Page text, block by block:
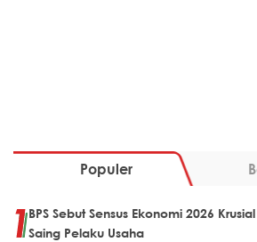
Populer
BPS Sebut Sensus Ekonomi 2026
Saing Pelaku Usaha